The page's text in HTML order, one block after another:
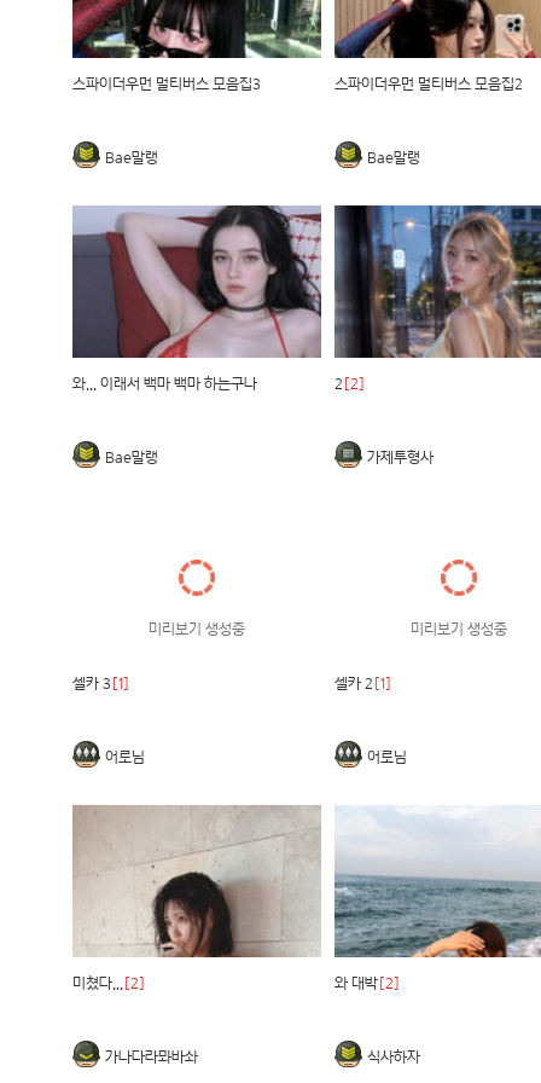
스파이더우먼 멀티버스 모음집3
Bae말랭
스파이더우먼 멀티버스 모음집2
Bae말랭
와... 이래서 백마 백마 하는구나
Bae말랭
2 [2]
가제투형사
미리보기 생성중
셀카 3 [1]
어로님
미리보기 생성중
셀카 2 [1]
어로님
미쳤다... [2]
가나다라뫄바솨
와 대박[2]
식사하자